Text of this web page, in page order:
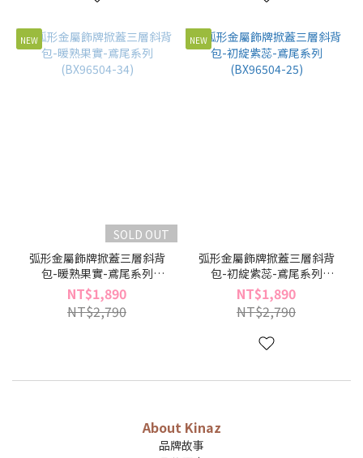
NEW
SOLD OUT
弧形金屬飾牌掀蓋三層斜背
包-暖熟果實-鳶尾系列
(BX96504-34)
NT$1,890
NT$2,790
NEW
弧形金屬飾牌掀蓋三層斜背
包-初綻紫蕊-鳶尾系列
(BX96504-25)
NT$1,890
NT$2,790
About Kinaz
品牌故事